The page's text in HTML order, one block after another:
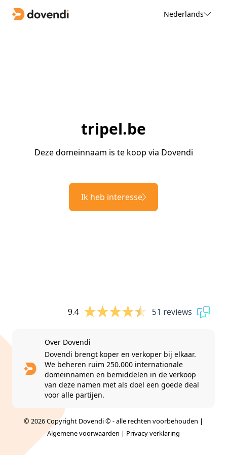
Nederlands
tripel.be
Deze domeinnaam is te koop via Dovendi
Ik heb interesse
9.4 51 reviews
Over Dovendi
Dovendi brengt koper en verkoper bij elkaar.
We beheren ruim 250.000 internationale
domeinnamen en bemiddelen in de verkoop
van deze namen met als doel een goede deal
voor alle partijen.
© 2026 Copyright Dovendi © - alle rechten voorbehouden |
Algemene voorwaarden | Privacy verklaring